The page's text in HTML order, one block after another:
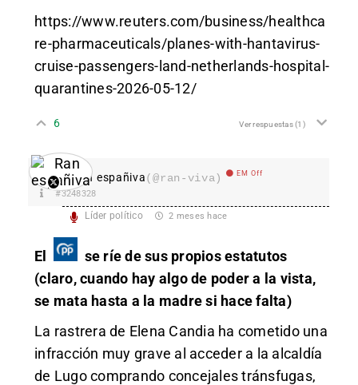
https://www.reuters.com/business/healthca
re-pharmaceuticals/planes-with-hantavirus-
cruise-passengers-land-netherlands-hospital-
quarantines-2026-05-12/
6 Ver respuestas(1)
Ran españiva(@ran-viva) EM Off
#3248328
Líder político 2 meses hace
El
se ríe de sus propios estatutos
(claro, cuando hay algo de poder a la vista,
se mata hasta a la madre si hace falta)
La rastrera de Elena Candia ha cometido una
infracción muy grave al acceder a la alcaldía
de Lugo comprando concejales tránsfugas,